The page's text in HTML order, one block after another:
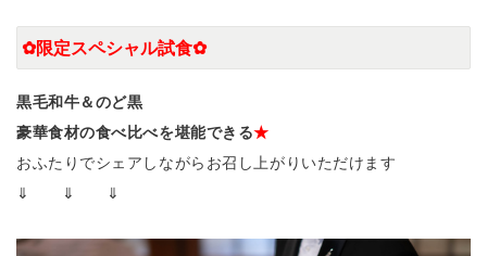
✿限定スペシャル試食✿
黒毛和牛＆のど黒
豪華食材の食べ比べを堪能できる★
おふたりでシェアしながらお召し上がりいただけます
⇓ ⇓ ⇓